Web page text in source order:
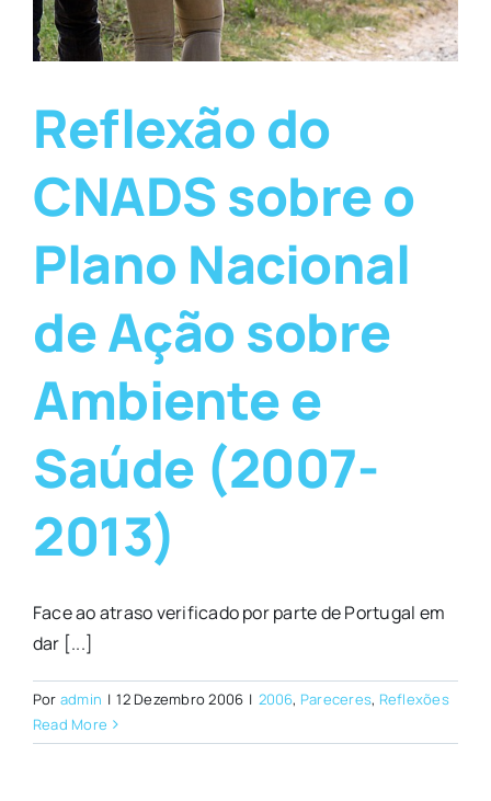
Reflexão do
CNADS sobre o
Plano Nacional
de Ação sobre
Ambiente e
Saúde (2007-
2013)
Face ao atraso verificado por parte de Portugal em
dar [...]
Por admin | 12 Dezembro 2006 | 2006, Pareceres, Reflexões
Read More